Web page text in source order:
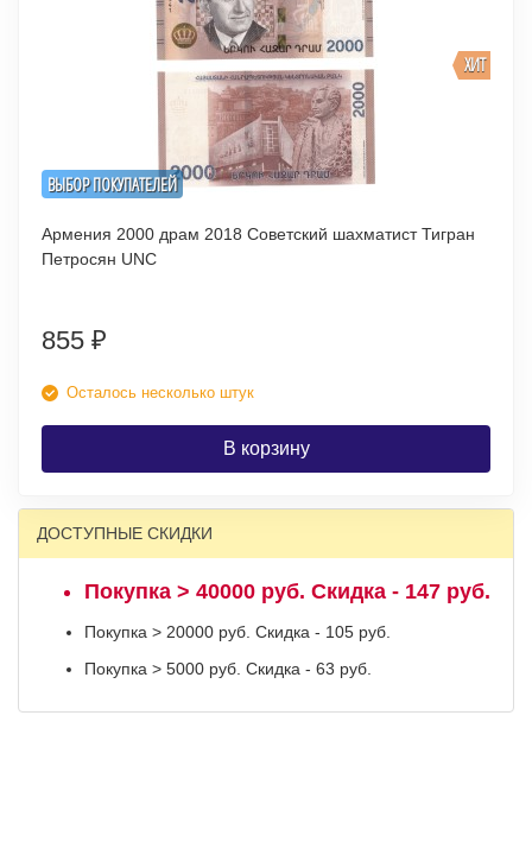
ВЫБОР ПОКУПАТЕЛЕЙ
ХИТ
Армения 2000 драм 2018 Советский шахматист Тигран
Петросян UNC
855 ₽
Осталось несколько штук
В корзину
ДОСТУПНЫЕ СКИДКИ
Покупка > 40000 руб. Скидка - 147 руб.
Покупка > 20000 руб. Скидка - 105 руб.
Покупка > 5000 руб. Скидка - 63 руб.